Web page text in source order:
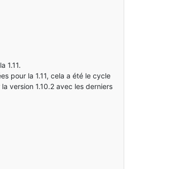
1.11.
pour la 1.11, cela a été le cycle
version 1.10.2 avec les derniers